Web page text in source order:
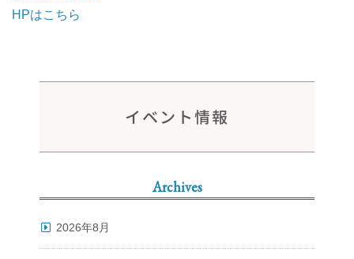
HPはこちら
イベント情報
Archives
2026年8月